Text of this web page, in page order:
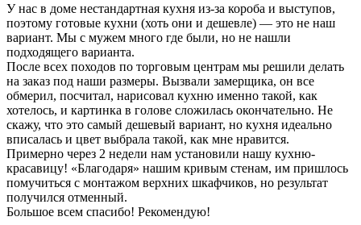
У нас в доме нестандартная кухня из-за короба и выступов,
поэтому готовые кухни (хоть они и дешевле) — это не наш
вариант. Мы с мужем много где были, но не нашли
подходящего варианта.
После всех походов по торговым центрам мы решили делать
на заказ под наши размеры. Вызвали замерщика, он все
обмерил, посчитал, нарисовал кухню именно такой, как
хотелось, и картинка в голове сложилась окончательно. Не
скажу, что это самый дешевый вариант, но кухня идеально
вписалась и цвет выбрала такой, как мне нравится.
Примерно через 2 недели нам установили нашу кухню-
красавицу! «Благодаря» нашим кривым стенам, им пришлось
помучиться с монтажом верхних шкафчиков, но результат
получился отменный.
Большое всем спасибо! Рекомендую!